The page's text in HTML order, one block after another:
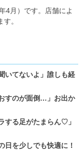
4月）です。店舗によ
。
いてないよ」誰しも経
すのが面倒…」お出か
する足がたまらん♡」
日を少しでも快適に！